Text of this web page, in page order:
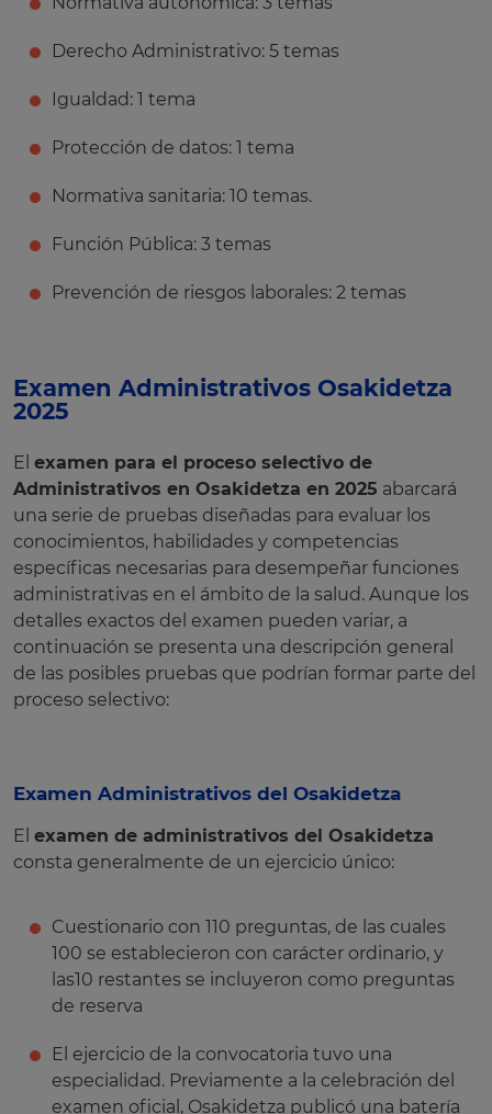
Derecho Administrativo: 5 temas
Igualdad: 1 tema
Protección de datos: 1 tema
Normativa sanitaria: 10 temas.
Función Pública: 3 temas
Prevención de riesgos laborales: 2 temas
Examen Administrativos Osakidetza
2025
El examen para el proceso selectivo de
Administrativos en Osakidetza en 2025 abarcará
una serie de pruebas diseñadas para evaluar los
conocimientos, habilidades y competencias
específicas necesarias para desempeñar funciones
administrativas en el ámbito de la salud. Aunque los
detalles exactos del examen pueden variar, a
continuación se presenta una descripción general
de las posibles pruebas que podrían formar parte del
proceso selectivo:
Examen Administrativos del Osakidetza
El examen de administrativos del Osakidetza
consta generalmente de un ejercicio único:
Cuestionario con 110 preguntas, de las cuales
100 se establecieron con carácter ordinario, y
las10 restantes se incluyeron como preguntas
de reserva
El ejercicio de la convocatoria tuvo una
especialidad. Previamente a la celebración del
examen oficial, Osakidetza publicó una batería